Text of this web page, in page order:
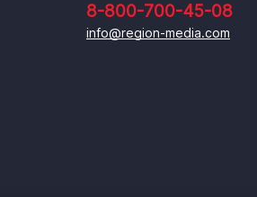
8-800-700-45-08
info@region-media.com